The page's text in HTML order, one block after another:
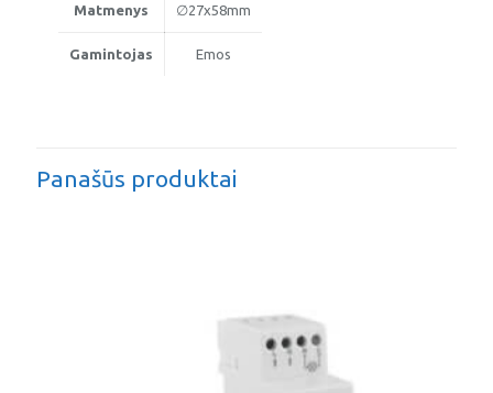
Matmenys ∅27x58mm
Gamintojas Emos
Panašūs produktai